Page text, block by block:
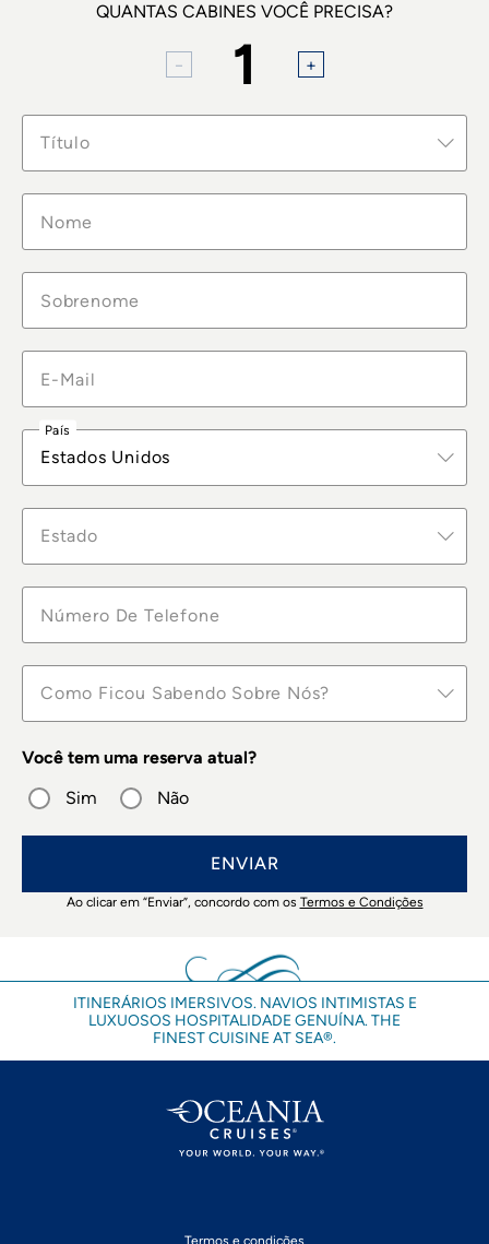
QUANTAS CABINES VOCÊ PRECISA?
1
Título
País
Estados Unidos
Estado
Como Ficou Sabendo Sobre Nós?
Você tem uma reserva atual?
Sim
Não
ENVIAR
Ao clicar em “Enviar”, concordo com os Termos e Condições
ITINERÁRIOS IMERSIVOS. NAVIOS INTIMISTAS E
LUXUOSOS HOSPITALIDADE GENUÍNA. THE
FINEST CUISINE AT SEA®.
Termos e condições